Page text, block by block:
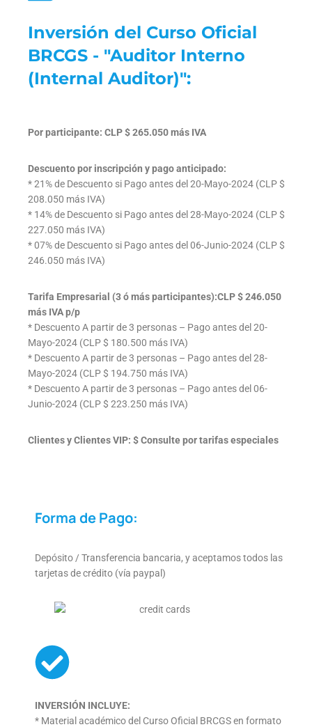
Inversión del Curso Oficial
BRCGS - "Auditor Interno
(Internal Auditor)":
Por participante: CLP $ 265.050 más IVA
Descuento por inscripción y pago anticipado:
* 21% de Descuento si Pago antes del 20-Mayo-2024 (CLP $
208.050 más IVA)
* 14% de Descuento si Pago antes del 28-Mayo-2024 (CLP $
227.050 más IVA)
* 07% de Descuento si Pago antes del 06-Junio-2024 (CLP $
246.050 más IVA)
Tarifa Empresarial (3 ó más participantes):CLP $ 246.050
más IVA p/p
* Descuento A partir de 3 personas – Pago antes del 20-
Mayo-2024 (CLP $ 180.500 más IVA)
* Descuento A partir de 3 personas – Pago antes del 28-
Mayo-2024 (CLP $ 194.750 más IVA)
* Descuento A partir de 3 personas – Pago antes del 06-
Junio-2024 (CLP $ 223.250 más IVA)
Clientes y Clientes VIP: $ Consulte por tarifas especiales
Forma de Pago:
Depósito / Transferencia bancaria, y aceptamos todos las
tarjetas de crédito (vía paypal)
INVERSIÓN INCLUYE:
* Material académico del Curso Oficial BRCGS en formato